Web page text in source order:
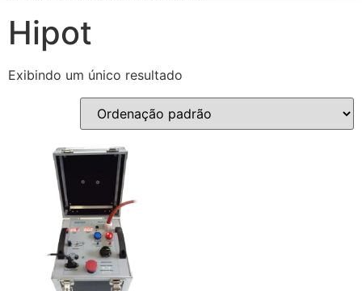
Hipot
Exibindo um único resultado